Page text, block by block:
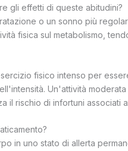
gli effetti di queste abitudini?
o un sonno più
fisica sul metabolismo,
fisico intenso per
Un'attività
il rischio di infortuni associati
in uno stato di allerta